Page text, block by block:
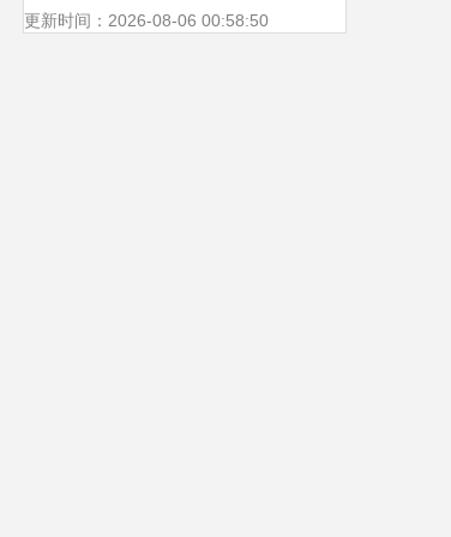
更新时间：2026-08-06 00:58:50